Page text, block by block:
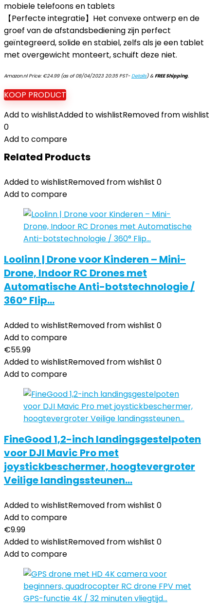
mobiele telefoons en tablets
【Perfecte integratie】Het convexe ontwerp en de
groef van de afstandsbediening zijn perfect
geïntegreerd, solide en stabiel, zelfs als je een tablet
met overgewicht monteert, schuift deze niet.
Amazon.nl Price: €24.99(as of 08/04/2023 20:35 PST-Details)&FREE Shipping.
KOOP PRODUCT
Add to wishlistAdded to wishlistRemoved from wishlist
0
Add to compare
Related Products
Added to wishlistRemoved from wishlist 0
Add to compare
Loolinn | Drone voor Kinderen – Mini-
Drone, Indoor RC Drones met
Automatische Anti-botstechnologie /
360° Flip…
Added to wishlistRemoved from wishlist 0
Add to compare
€55.99
Added to wishlistRemoved from wishlist 0
Add to compare
FineGood 1,2-inch landingsgestelpoten
voor DJI Mavic Pro met
joystickbeschermer, hoogtevergroter
Veilige landingssteunen…
Added to wishlistRemoved from wishlist 0
Add to compare
€9.99
Added to wishlistRemoved from wishlist 0
Add to compare